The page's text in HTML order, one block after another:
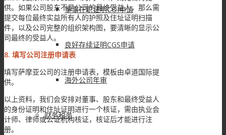
董事在职证明COI申请
良好存续证明CGS申请
海外公司年审
财务税务
供。如果公司股东不是公司的最终受益人，那么需
提交每位最终实益所有人的护照及住址证明扫描
件，以及公司完整的组织架构图，要清晰的显示公
司最终的受益人。
8. 填写公司注册申请表
填写萨摩亚公司的注册申请表，模板由卓道国际提
供。
以上资料，我们会安排对董事、股东和最终受益人
的身份证明和住址证明进行一个核证，需由执业会
计师、律师或公证机构核证，核证后才能进行注
册。